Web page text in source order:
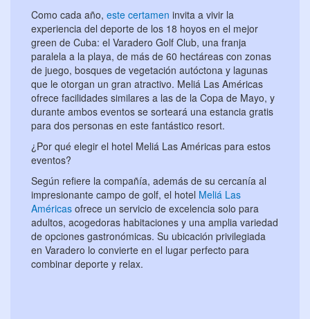
Como cada año, este certamen invita a vivir la
experiencia del deporte de los 18 hoyos en el mejor
green de Cuba: el Varadero Golf Club, una franja
paralela a la playa, de más de 60 hectáreas con zonas
de juego, bosques de vegetación autóctona y lagunas
que le otorgan un gran atractivo. Meliá Las Américas
ofrece facilidades similares a las de la Copa de Mayo, y
durante ambos eventos se sorteará una estancia gratis
para dos personas en este fantástico resort.
¿Por qué elegir el hotel Meliá Las Américas para estos
eventos?
Según refiere la compañía, además de su cercanía al
impresionante campo de golf, el hotel Meliá Las
Américas ofrece un servicio de excelencia solo para
adultos, acogedoras habitaciones y una amplia variedad
de opciones gastronómicas. Su ubicación privilegiada
en Varadero lo convierte en el lugar perfecto para
combinar deporte y relax.